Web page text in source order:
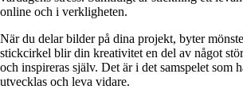
online och i verkligheten.
När du delar bilder på dina projekt, byter
stickcirkel blir din kreativitet en del av något
och inspireras själv. Det är i det samspelet som
utvecklas och leva vidare.